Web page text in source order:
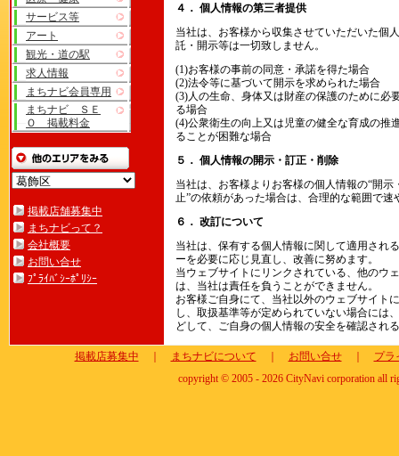
サービス等
アート
観光・道の駅
求人情報
まちナビ会員専用
まちナビ ＳＥ
Ｏ 掲載料金
掲載店舗募集中
まちナビって？
会社概要
お問い合せ
ﾌﾟﾗｲﾊﾞｼｰﾎﾟﾘｼｰ
４． 個人情報の第三者提供
当社は、お客様から収集させていただいた個
託・開示等は一切致しません。
(1)お客様の事前の同意・承諾を得た場合
(2)法令等に基づいて開示を求められた場合
(3)人の生命、身体又は財産の保護のために必
る場合
(4)公衆衛生の向上又は児童の健全な育成の推
ることが困難な場合
５． 個人情報の開示・訂正・削除
当社は、お客様よりお客様の個人情報の“開
止”の依頼があった場合は、合理的な範囲で速
６． 改訂について
当社は、保有する個人情報に関して適用され
ーを必要に応じ見直し、改善に努めます。
当ウェブサイトにリンクされている、他のウ
は、当社は責任を負うことができません。
お客様ご自身にて、当社以外のウェブサイト
し、取扱基準等が定められていない場合には
どして、ご自身の個人情報の安全を確認され
掲載店募集中 まちナビについて お問い合せ｜
プラ
copyright © 2005 - 2026 CityNavi corporation all